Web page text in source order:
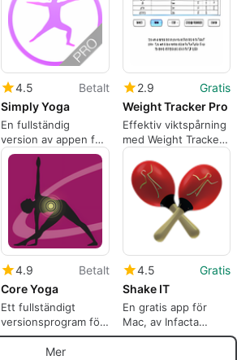
4.5
Betalt
Simply Yoga
En fullständig
version av appen för
Mac, av Daily
Workout Apps LLC.
2.9
Gratis
Weight Tracker Pro
Effektiv viktspårning
med Weight Tracker
Pro
4.9
Betalt
Core Yoga
Ett fullständigt
versionsprogram för
Mac, av Saagara LLC.
4.5
Gratis
Shake IT
En gratis app för
Mac, av Infacta
Limited.
Mer